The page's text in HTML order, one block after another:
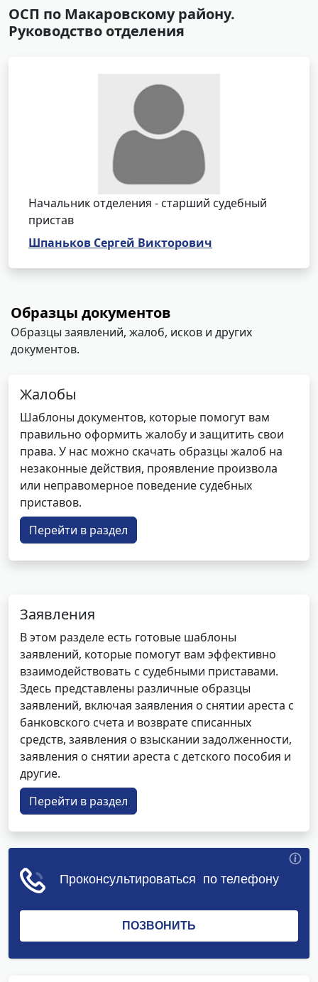
ОСП по Макаровскому району.
Руководство отделения
Начальник отделения - старший судебный
пристав
Шпаньков Сергей Викторович
Образцы документов
Образцы заявлений, жалоб, исков и других
документов.
Жалобы
Шаблоны документов, которые помогут вам
правильно оформить жалобу и защитить свои
права. У нас можно скачать образцы жалоб на
незаконные действия, проявление произвола
или неправомерное поведение судебных
приставов.
Перейти в раздел
Заявления
В этом разделе есть готовые шаблоны
заявлений, которые помогут вам эффективно
взаимодействовать с судебными приставами.
Здесь представлены различные образцы
заявлений, включая заявления о снятии ареста с
банковского счета и возврате списанных
средств, заявления о взыскании задолженности,
заявления о снятии ареста с детского пособия и
другие.
Перейти в раздел